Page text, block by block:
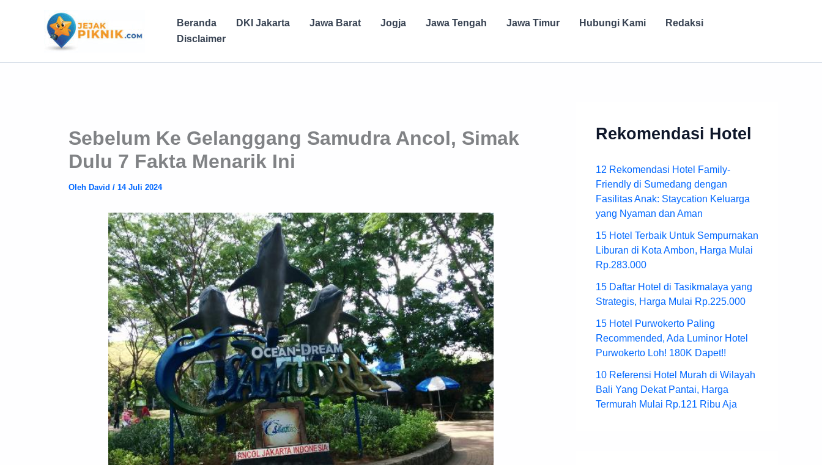
Beranda DKI Jakarta Jawa Barat Jogja Jawa Tengah Jawa Timur Hubungi Kami
Redaksi
Disclaimer
Sebelum Ke Gelanggang Samudra Ancol, Simak
Dulu 7 Fakta Menarik Ini
Oleh David / 14 Juli 2024
Rekomendasi Hotel
12 Rekomendasi Hotel Family-
Friendly di Sumedang dengan
Fasilitas Anak: Staycation Keluarga
yang Nyaman dan Aman
15 Hotel Terbaik Untuk Sempurnakan
Liburan di Kota Ambon, Harga Mulai
Rp.283.000
15 Daftar Hotel di Tasikmalaya yang
Strategis, Harga Mulai Rp.225.000
15 Hotel Purwokerto Paling
Recommended, Ada Luminor Hotel
Purwokerto Loh! 180K Dapet!!
10 Referensi Hotel Murah di Wilayah
Bali Yang Dekat Pantai, Harga
Termurah Mulai Rp.121 Ribu Aja